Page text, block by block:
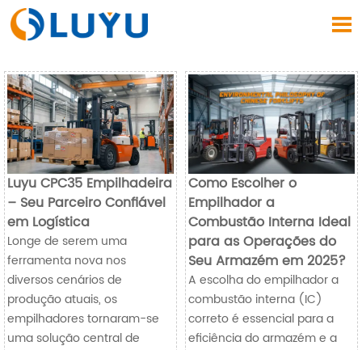

Luyu CPC35 Empilhadeira
– Seu Parceiro Confiável
em Logística
Longe de serem uma
ferramenta nova nos
diversos cenários de
produção atuais, os
empilhadores tornaram-se
uma solução central de
Como Escolher o
Empilhador a
Combustão Interna Ideal
para as Operações do
Seu Armazém em 2025?
A escolha do empilhador a
combustão interna (IC)
correto é essencial para a
eficiência do armazém e a